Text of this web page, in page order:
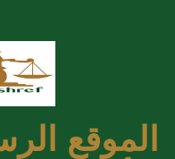
الموقع